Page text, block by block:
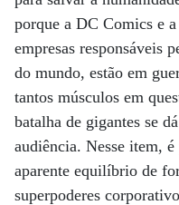
porque a DC Comics e
empresas responsáveis
do mundo, estão em
tantos músculos em
batalha de gigantes se
audiência. Nesse item,
aparente equilíbrio de
superpoderes